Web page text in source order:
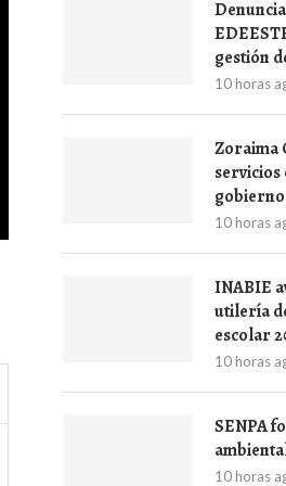
gestión
10 horas
Zoraima
servicios
10 horas
INABIE
utilería
escolar
10 horas
SENPA
10 horas